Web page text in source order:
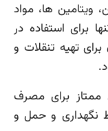
ویتامین ها، مواد
برای استفاده در
تهیه تنقلات و
ممتاز برای مصرف
نگهداری و حمل و